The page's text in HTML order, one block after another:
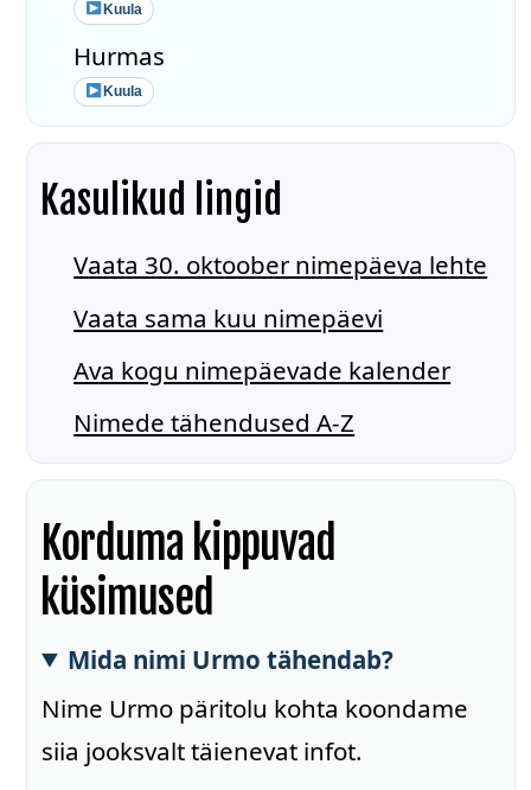
Kuula
Hurmas
Kuula
Kasulikud lingid
Vaata 30. oktoober nimepäeva lehte
Vaata sama kuu nimepäevi
Ava kogu nimepäevade kalender
Nimede tähendused A-Z
Korduma kippuvad
küsimused
Mida nimi Urmo tähendab?
Nime Urmo päritolu kohta koondame
siia jooksvalt täienevat infot.